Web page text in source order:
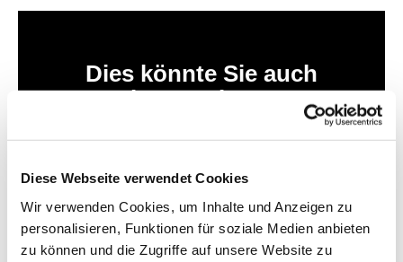
Diese Webseite verwendet Cookies
Wir verwenden Cookies, um Inhalte und Anzeigen zu
personalisieren, Funktionen für soziale Medien anbieten
zu können und die Zugriffe auf unsere Website zu
Dies könnte Sie auch
interessieren